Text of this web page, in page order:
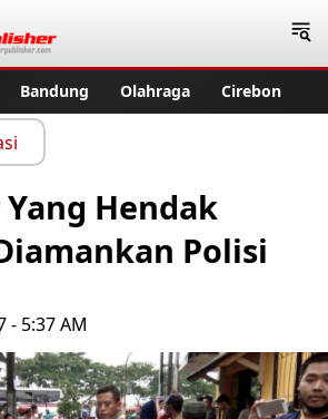
Bandung Olahraga Cirebon
Hendak
Polisi
- 5:37 AM